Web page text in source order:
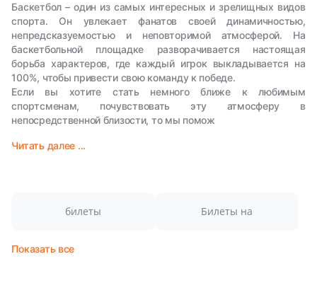
Баскетбол – один из самых интересных и зрелищных видов
спорта. Он увлекает фанатов своей динамичностью,
непредсказуемостью и неповторимой атмосферой. На
баскетбольной площадке разворачивается настоящая
борьба характеров, где каждый игрок выкладывается на
100%, чтобы привести свою команду к победе.
Если вы хотите стать немного ближе к любимым
спортсменам, почувствовать эту атмосферу в
непосредственной близости, то мы помож
Читать далее ...
билеты Билеты на
Показать все